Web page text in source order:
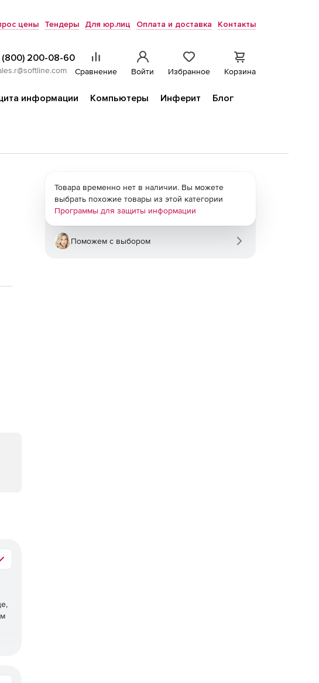
цены Тендеры Для юр.лиц Оплата и доставка Контакты
(800) 200-08-60
Сравнение Войти Избранное Корзина
информации Компьютеры Инферит
Блог
Товара временно нет в наличии. Вы можете
выбрать похожие товары из этой категории
Программы для защиты информации
Поможем с выбором